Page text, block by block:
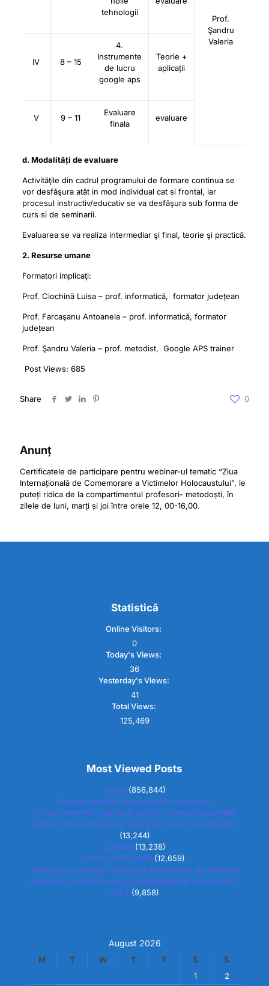
Prof.
Şandru
Valeria
tehnologii
IV 8 – 15
4.
Instrumente
de lucru
google aps
Teorie +
aplicații
V 9 – 11
Evaluare
finala
evaluare
d. Modalități de evaluare
Activităţile din cadrul programului de formare continua se
vor desfăşura atât in mod individual cat si frontal, iar
procesul instructiv/educativ se va desfăşura sub forma de
curs si de seminarii.
Evaluarea se va realiza intermediar şi final, teorie şi practică.
2. Resurse umane
Formatori implicaţi:
Prof. Ciochină Luisa – prof. informatică, formator județean
Prof. Farcaşanu Antoanela – prof. informatică, formator
județean
Prof. Şandru Valeria – prof. metodist, Google APS trainer
Post Views: 685
Share 0
Anunț
Certificatele de participare pentru webinar-ul tematic “Ziua
Internațională de Comemorare a Victimelor Holocaustului”, le
puteți ridica de la compartimentul profesori- metodoști, în
zilele de luni, marți și joi între orele 12, 00-16,00.
Statistică
Online Visitors:
0
Today's Views:
36
Yesterday's Views:
41
Total Views:
125,469
Most Viewed Posts
Home (856,844)
Educația mentală și nutrițională a copilului.
Comportamente – cauze și soluții”, o inițiativă esențială
pentru toți cei implicați în formarea copiilor și a tinerilor.
(13,244)
Contact (13,238)
Oferta 2023-2024 (12,659)
Workshop-ul tematic “Impactul programelor de formare
continuă și perfecționare în învățământul preuniversitar”
2024 (9,858)
August 2026
M T W T F S
S
1
2